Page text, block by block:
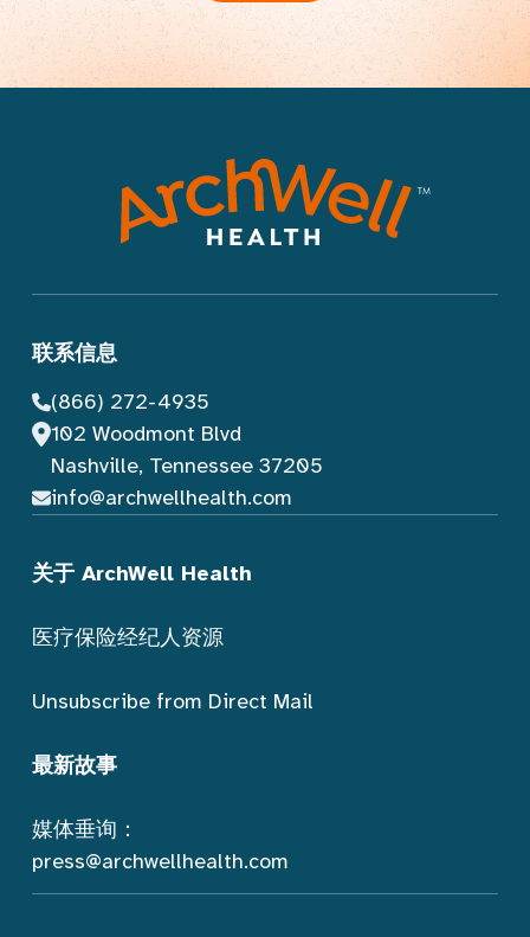
联系信息
(866) 272-4935
102 Woodmont Blvd
Nashville, Tennessee 37205
info@archwellhealth.com
关于 ArchWell Health
医疗保险经纪人资源
Unsubscribe from Direct Mail
最新故事
媒体垂询：
press@archwellhealth.com